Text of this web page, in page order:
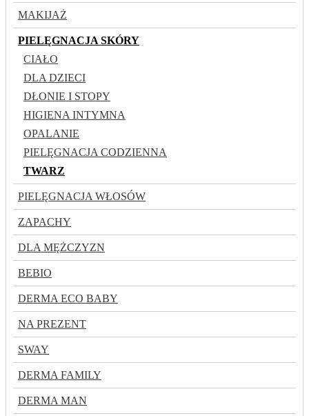
MAKIJAŻ
PIELĘGNACJA SKÓRY
CIAŁO
DLA DZIECI
DŁONIE I STOPY
HIGIENA INTYMNA
OPALANIE
PIELĘGNACJA CODZIENNA
TWARZ
PIELĘGNACJA WŁOSÓW
ZAPACHY
DLA MĘŻCZYZN
BEBIO
DERMA ECO BABY
NA PREZENT
SWAY
DERMA FAMILY
DERMA MAN